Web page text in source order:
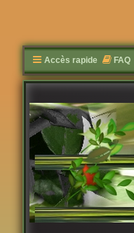
Accès rapide FAQ